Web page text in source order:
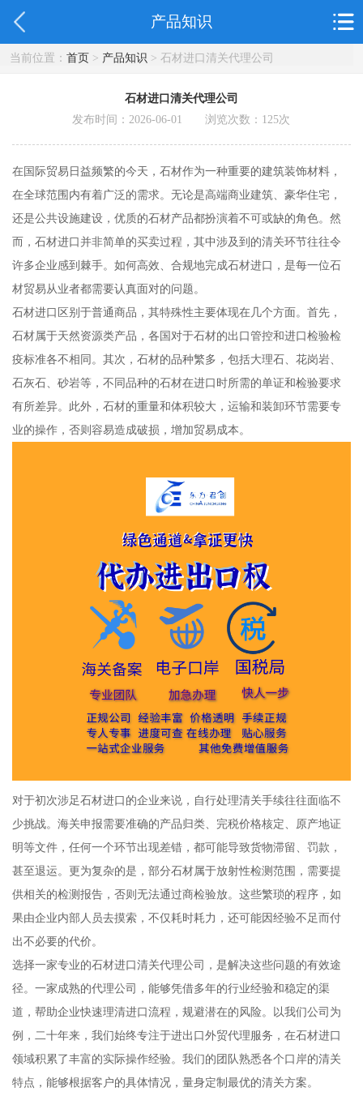
产品知识
当前位置： 首页> 产品知识 > 石材进口清关代理公司
石材进口清关代理公司
发布时间：2026-06-01 浏览次数： 125次
在国际贸易日益频繁的今天，石材作为一种重要的建筑装饰材料，
在全球范围内有着广泛的需求。无论是高端商业建筑、豪华住宅，
还是公共设施建设，优质的石材产品都扮演着不可或缺的角色。然
而，石材进口并非简单的买卖过程，其中涉及到的清关环节往往令
许多企业感到棘手。如何高效、合规地完成石材进口，是每一位石
材贸易从业者都需要认真面对的问题。
石材进口区别于普通商品，其特殊性主要体现在几个方面。首先，
石材属于天然资源类产品，各国对于石材的出口管控和进口检验检
疫标准各不相同。其次，石材的品种繁多，包括大理石、花岗岩、
石灰石、砂岩等，不同品种的石材在进口时所需的单证和检验要求
有所差异。此外，石材的重量和体积较大，运输和装卸环节需要专
业的操作，否则容易造成破损，增加贸易成本。
对于初次涉足石材进口的企业来说，自行处理清关手续往往面临不
少挑战。海关申报需要准确的产品归类、完税价格核定、原产地证
明等文件，任何一个环节出现差错，都可能导致货物滞留、罚款，
甚至退运。更为复杂的是，部分石材属于放射性检测范围，需要提
供相关的检测报告，否则无法通过商检验放。这些繁琐的程序，如
果由企业内部人员去摸索，不仅耗时耗力，还可能因经验不足而付
出不必要的代价。
选择一家专业的石材进口清关代理公司，是解决这些问题的有效途
径。一家成熟的代理公司，能够凭借多年的行业经验和稳定的渠
道，帮助企业快速理清进口流程，规避潜在的风险。以我们公司为
例，二十年来，我们始终专注于进出口外贸代理服务，在石材进口
领域积累了丰富的实际操作经验。我们的团队熟悉各个口岸的清关
特点，能够根据客户的具体情况，量身定制最优的清关方案。